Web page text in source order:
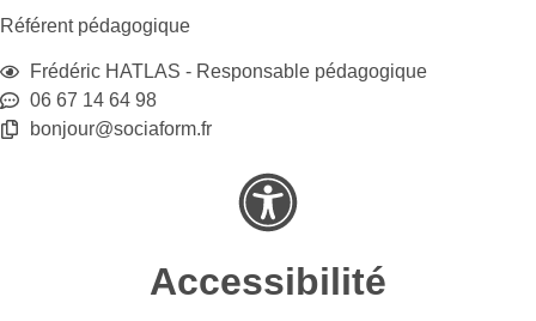
Référent pédagogique
Frédéric HATLAS - Responsable pédagogique
06 67 14 64 98
bonjour@sociaform.fr
Accessibilité